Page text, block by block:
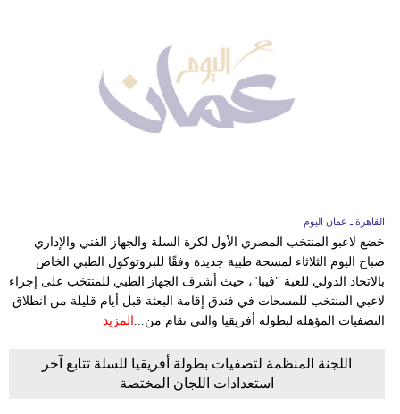
القاهرة ـ عمان اليوم
خضع لاعبو المنتخب المصري الأول لكرة السلة والجهاز الفني والإداري
صباح اليوم الثلاثاء لمسحة طبية جديدة وفقًا للبروتوكول الطبي الخاص
بالاتحاد الدولي للعبة "فيبا"، حيث أشرف الجهاز الطبي للمنتخب على إجراء
لاعبي المنتخب للمسحات في فندق إقامة البعثة قبل أيام قليلة من انطلاق
التصفيات المؤهلة لبطولة أفريقيا والتي تقام من... المزيد
اللجنة المنظمة لتصفيات بطولة أفريقيا للسلة تتابع آخر
استعدادات اللجان المختصة